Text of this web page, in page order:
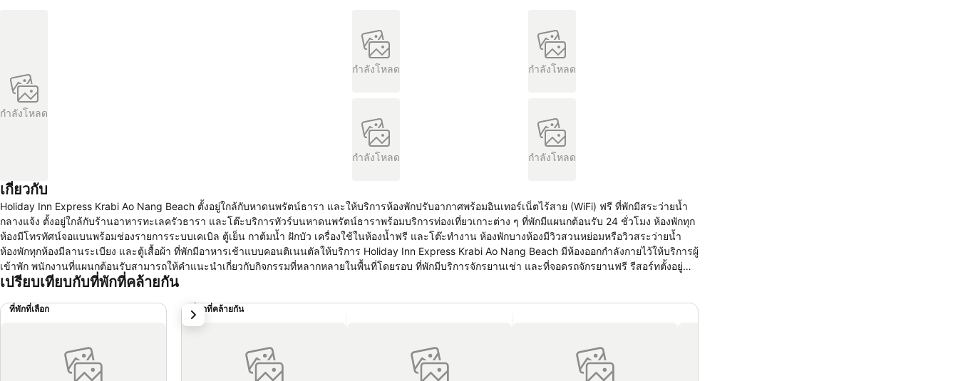
กำลังโหลด
กำลังโหลด กำลังโหลด
กำลังโหลด กำลังโหลด
เกี่ยวกับ
Holiday Inn Express Krabi Ao Nang Beach ตั้งอยู่ใกล้กับหาดนพรัตน์ธารา และให้บริการห้องพักปรับอากาศพร้อมอินเทอร์เน็ตไร้สาย (WiFi) ฟรี ที่พักมีสระว่ายน้ำ
กลางแจ้ง ตั้งอยู่ใกล้กับร้านอาหารทะเลครัวธารา และโต๊ะบริการทัวร์บนหาดนพรัตน์ธาราพร้อมบริการท่องเที่ยวเกาะต่าง ๆ ที่พักมีแผนกต้อนรับ 24 ชั่วโมง ห้องพักทุก
ห้องมีโทรทัศน์จอแบนพร้อมช่องรายการระบบเคเบิล ตู้เย็น กาต้มน้ำ ฝักบัว เครื่องใช้ในห้องน้ำฟรี และโต๊ะทำงาน ห้องพักบางห้องมีวิวสวนหย่อมหรือวิวสระว่ายน้ำ
ห้องพักทุกห้องมีลานระเบียง และตู้เสื้อผ้า ที่พักมีอาหารเช้าแบบคอนติเนนตัลให้บริการ Holiday Inn Express Krabi Ao Nang Beach มีห้องออกกำลังกายไว้ให้บริการผู้
เข้าพัก พนักงานที่แผนกต้อนรับสามารถให้คำแนะนำเกี่ยวกับกิจกรรมที่หลากหลายในพื้นที่โดยรอบ ที่พักมีบริการจักรยานเช่า และที่จอดรถจักรยานฟรี รีสอร์ทตั้งอยู่
ใกล้กับสถานที่น่าสนใจยอดนิยมหลายแห่ง รวมถึงหาดอ่าวนาง และสนามมวยอ่าวนางกระบี่ Holiday Inn Express Krabi Ao Nang Beach อยู่ห่างจากสนามบินที่ใกล้
ตรงมา
เปรียบเทียบกับที่พักที่คล้ายกัน
ที่พักที่เลือก ที่พักที่คล้ายกัน
ถัดไป